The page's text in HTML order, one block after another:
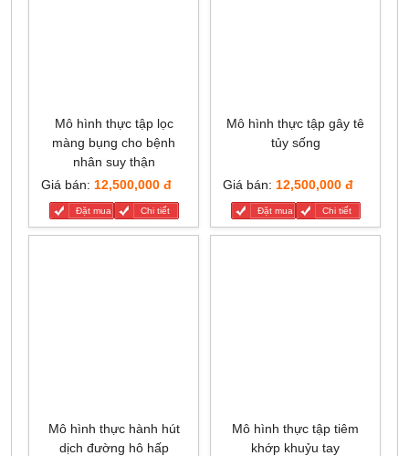
Mô hình thực tập lọc
màng bụng cho bệnh
nhân suy thận
Giá bán: 12,500,000 đ
Đặt mua Chi tiết
Mô hình thực tập gây tê
tủy sống
Giá bán: 12,500,000 đ
Đặt mua Chi tiết
Mô hình thực hành hút
dịch đường hô hấp
Mô hình thực tập tiêm
khớp khuỷu tay